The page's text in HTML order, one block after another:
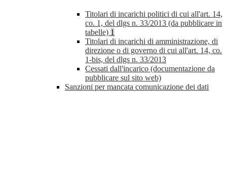
Titolari di incarichi politici di cui all'art. 14,
co. 1, del dlgs n. 33/2013 (da pubblicare in
tabelle) 1
Titolari di incarichi di amministrazione, di
direzione o di governo di cui all'art. 14, co.
1-bis, del dlgs n. 33/2013
Cessati dall'incarico (documentazione da
pubblicare sul sito web)
Sanzioni per mancata comunicazione dei dati